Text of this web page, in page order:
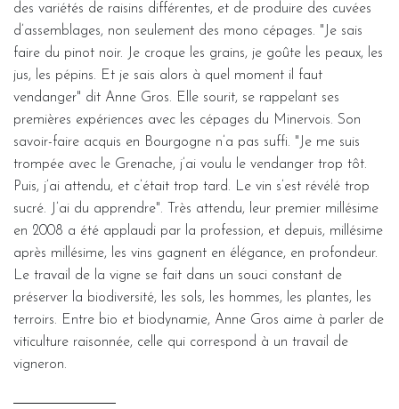
des variétés de raisins différentes, et de produire des cuvées
d’assemblages, non seulement des mono cépages. "Je sais
faire du pinot noir. Je croque les grains, je goûte les peaux, les
jus, les pépins. Et je sais alors à quel moment il faut
vendanger" dit Anne Gros. Elle sourit, se rappelant ses
premières expériences avec les cépages du Minervois. Son
savoir-faire acquis en Bourgogne n’a pas suffi. "Je me suis
trompée avec le Grenache, j’ai voulu le vendanger trop tôt.
Puis, j’ai attendu, et c’était trop tard. Le vin s’est révélé trop
sucré. J’ai du apprendre". Très attendu, leur premier millésime
en 2008 a été applaudi par la profession, et depuis, millésime
après millésime, les vins gagnent en élégance, en profondeur.
Le travail de la vigne se fait dans un souci constant de
préserver la biodiversité, les sols, les hommes, les plantes, les
terroirs. Entre bio et biodynamie, Anne Gros aime à parler de
viticulture raisonnée, celle qui correspond à un travail de
vigneron.